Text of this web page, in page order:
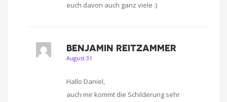
euch davon auch ganz viele :)
BENJAMIN REITZAMMER
August 31
Hallo Daniel,
auch mir kommt die Schilderung sehr